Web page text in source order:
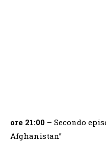
ore 21:00 – Secondo
Afghanistan”